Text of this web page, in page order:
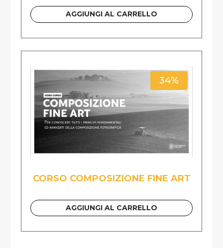
AGGIUNGI AL CARRELLO
34%
CORSO COMPOSIZIONE FINE ART
AGGIUNGI AL CARRELLO